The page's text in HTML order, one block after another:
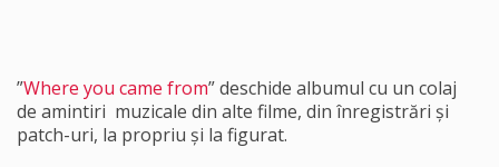
”Where you came from” deschide albumul cu un colaj
de amintiri muzicale din alte filme, din înregistrări și
patch-uri, la propriu și la figurat.